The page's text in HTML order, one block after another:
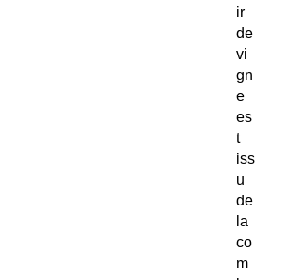
ir
de
vi
gn
e
es
t
iss
u
de
la
co
m